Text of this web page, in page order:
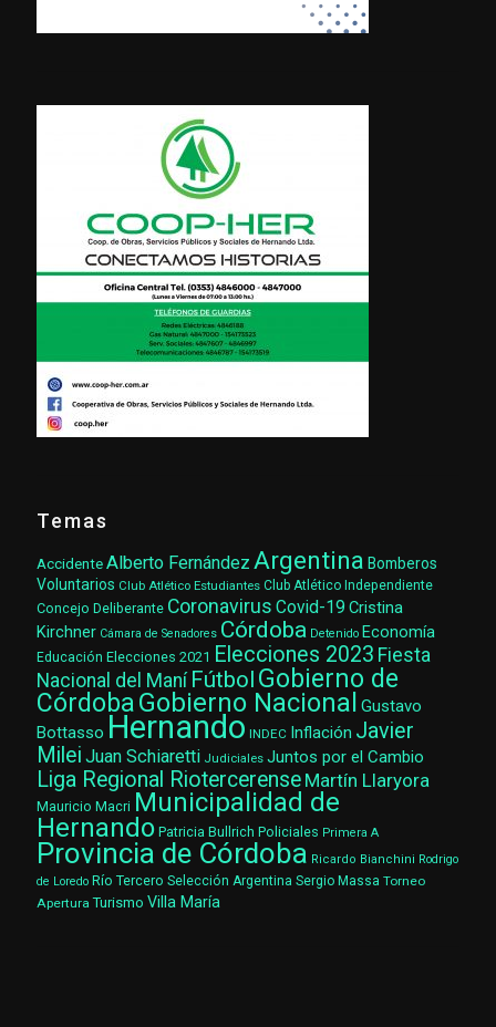
Temas
AccidenteAlberto Fernández Argentina Bomberos
Voluntarios Club Atlético Estudiantes Club Atlético Independiente
Concejo Deliberante Coronavirus Covid-19 Cristina
Kirchner Cámara de Senadores Córdoba Detenido Economía
Educación Elecciones 2021 Elecciones 2023 Fiesta
Nacional del Maní Fútbol Gobierno de
CórdobaGobierno Nacional Gustavo
Bottasso Hernando INDEC Inflación Javier
Milei Juan Schiaretti Judiciales Juntos por el Cambio
Liga Regional Riotercerense Martín Llaryora
Mauricio Macri Municipalidad de
Hernando Patricia Bullrich Policiales Primera A
Provincia de Córdoba Ricardo Bianchini Rodrigo
de Loredo Río Tercero Selección Argentina Sergio Massa Torneo
Apertura Turismo Villa María